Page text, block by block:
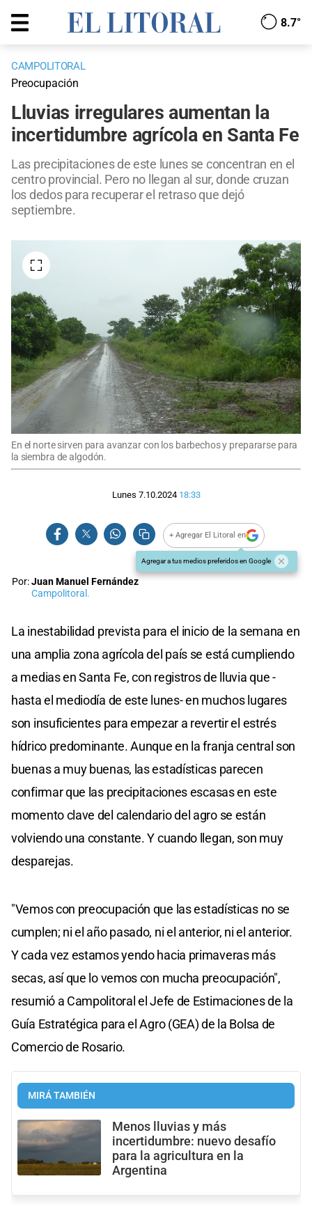
8.7°
CAMPOLITORAL
Preocupación
Lluvias irregulares aumentan la
incertidumbre agrícola en Santa Fe
Las precipitaciones de este lunes se concentran en el
centro provincial. Pero no llegan al sur, donde cruzan
los dedos para recuperar el retraso que dejó
septiembre.
En el norte sirven para avanzar con los barbechos y prepararse para
la siembra de algodón.
Lunes 7.10.2024 18:33
+ Agregar El Litoral en
Agregar a tus medios preferidos en Google
Por:Juan Manuel Fernández
Campolitoral.
La inestabilidad prevista para el inicio de la semana en
una amplia zona agrícola del país se está cumpliendo
a medias en Santa Fe, con registros de lluvia que -
hasta el mediodía de este lunes- en muchos lugares
son insuficientes para empezar a revertir el estrés
hídrico predominante. Aunque en la franja central son
buenas a muy buenas, las estadísticas parecen
confirmar que las precipitaciones escasas en este
momento clave del calendario del agro se están
volviendo una constante. Y cuando llegan, son muy
desparejas.
"Vemos con preocupación que las estadísticas no se
cumplen; ni el año pasado, ni el anterior, ni el anterior.
Y cada vez estamos yendo hacia primaveras más
secas, así que lo vemos con mucha preocupación",
resumió a Campolitoral el Jefe de Estimaciones de la
Guía Estratégica para el Agro (GEA) de la Bolsa de
Comercio de Rosario.
MIRÁ TAMBIÉN
Menos lluvias y más
incertidumbre: nuevo desafío
para la agricultura en la
Argentina